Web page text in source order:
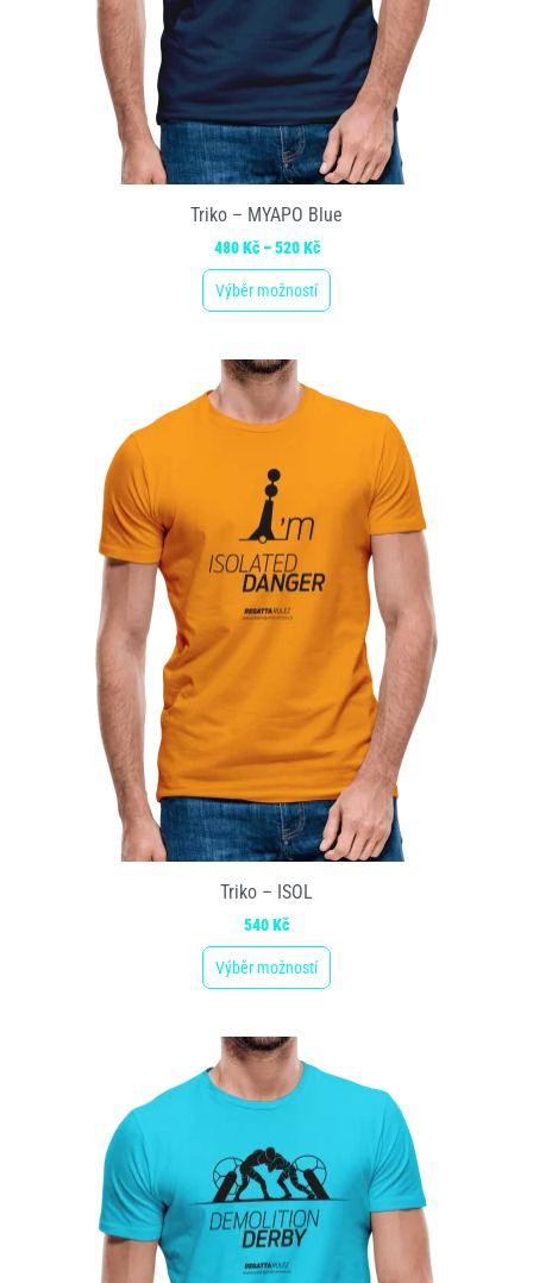
Triko – MYAPO Blue
480Kč – 520Kč
Výběr možností
Triko – ISOL
540Kč
Výběr možností